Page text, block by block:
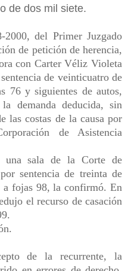
de dos mil siete.
del Primer Juzgado
de petición de herencia,
con Carter Véliz Violeta
de veinticuatro de
76 y siguientes de autos,
demanda deducida, sin
las costas de la causa por
de Asistencia
una sala de la Corte de
sentencia de treinta de
fojas 98, la confirmó. En
el recurso de casación
de la recurrente, la